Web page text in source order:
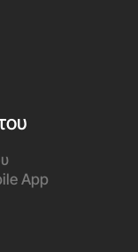
App